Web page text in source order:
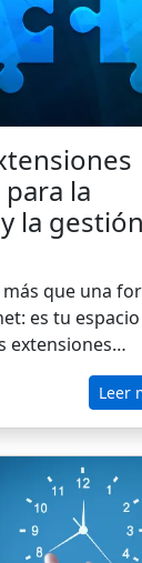
la
la gestión
que una
es tu
extensiones
tiempo,
de
las
a centrarte
esta guía,
extensiones
Leer